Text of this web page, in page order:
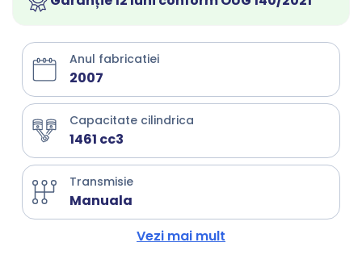
Anul fabricatiei
2007
Capacitate cilindrica
1461 cc3
Transmisie
Manuala
Vezi mai mult